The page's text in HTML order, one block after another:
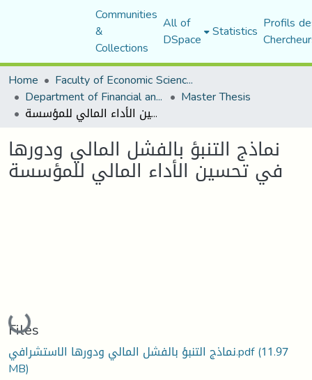
Communities
&
Collections
All of
DSpace Statistics Profils
Home
Faculty of Economic Sciences, Commerce and Management Sciences
Department of Financial and Accounting Sciences Master Thesis
نماذج التنبؤ بالفشل المالي ودورها في تحسين الأداء المالي للمؤسسة
نماذج التنبؤ بالفشل المالي ودورها
في تحسين الأداء المالي للمؤسسة
Loading...
Files
نماذج التنبؤ بالفشل المالي ودورها الاستشرافي.pdf(11.97
MB)